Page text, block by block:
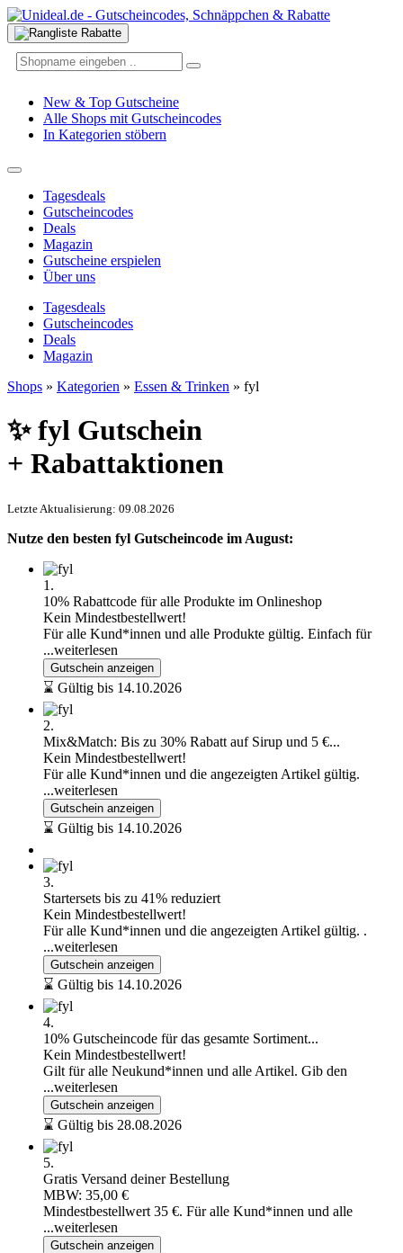
New & Top Gutscheine
Alle Shops mit Gutscheincodes
In Kategorien stöbern
Tagesdeals
Gutscheincodes
Deals
Magazin
Gutscheine erspielen
Über uns
Tagesdeals
Gutscheincodes
Deals
Magazin
Shops » Kategorien » Essen & Trinken » fyl
✨ fyl Gutschein
+ Rabattaktionen
Letzte Aktualisierung: 09.08.2026
Nutze den besten fyl Gutscheincode im August:
1.
10% Rabattcode für alle Produkte im Onlineshop
Kein Mindestbestellwert!
Für alle Kund*innen und alle Produkte gültig. Einfach für
...weiterlesen
Gutschein anzeigen
⌛ Gültig bis 14.10.2026
2.
Mix&Match: Bis zu 30% Rabatt auf Sirup und 5 €...
Kein Mindestbestellwert!
Für alle Kund*innen und die angezeigten Artikel gültig.
...weiterlesen
Gutschein anzeigen
⌛ Gültig bis 14.10.2026
3.
Startersets bis zu 41% reduziert
Kein Mindestbestellwert!
Für alle Kund*innen und die angezeigten Artikel gültig. .
...weiterlesen
Gutschein anzeigen
⌛ Gültig bis 14.10.2026
4.
10% Gutscheincode für das gesamte Sortiment...
Kein Mindestbestellwert!
Gilt für alle Neukund*innen und alle Artikel. Gib den
...weiterlesen
Gutschein anzeigen
⌛ Gültig bis 28.08.2026
5.
Gratis Versand deiner Bestellung
MBW: 35,00 €
Mindestbestellwert 35 €. Für alle Kund*innen und alle
...weiterlesen
Gutschein anzeigen